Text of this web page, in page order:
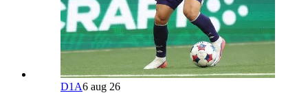
D1A6 aug 26